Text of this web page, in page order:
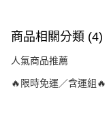
商品相關分類 (4)
人氣商品推薦
🔥限時免運／含運組🔥